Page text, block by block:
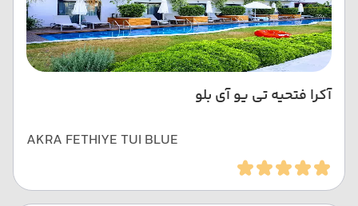
آکرا فتحیه تی یو آی بلو
AKRA FETHIYE TUI BLUE